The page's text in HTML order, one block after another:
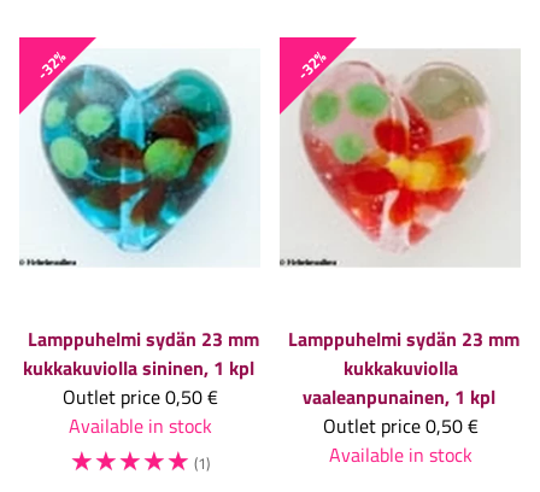
-32%
Lamppuhelmi sydän 23 mm
kukkakuviolla sininen, 1 kpl
Outlet price0,50 €
Available in stock
☆☆☆☆☆ (1)
-32%
Lamppuhelmi sydän 23 mm
kukkakuviolla
vaaleanpunainen, 1 kpl
Outlet price0,50 €
Available in stock